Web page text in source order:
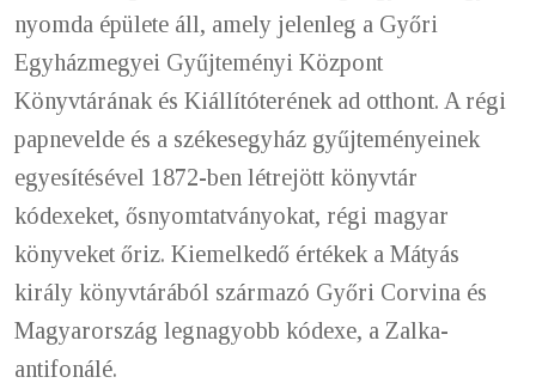
nyomda épülete áll, amely jelenleg a Győri
Egyházmegyei Gyűjteményi Központ
Könyvtárának és Kiállítóterének ad otthont. A régi
papnevelde és a székesegyház gyűjteményeinek
egyesítésével 1872-ben létrejött könyvtár
kódexeket, ősnyomtatványokat, régi magyar
könyveket őriz. Kiemelkedő értékek a Mátyás
király könyvtárából származó Győri Corvina és
Magyarország legnagyobb kódexe, a Zalka-
antifonálé.